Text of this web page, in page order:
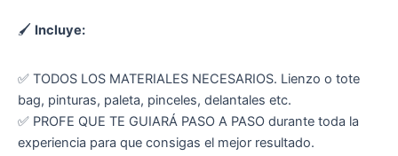
🖌 Incluye:
✅ TODOS LOS MATERIALES NECESARIOS. Lienzo o tote
bag, pinturas, paleta, pinceles, delantales etc.
✅ PROFE QUE TE GUIARÁ PASO A PASO durante toda la
experiencia para que consigas el mejor resultado.